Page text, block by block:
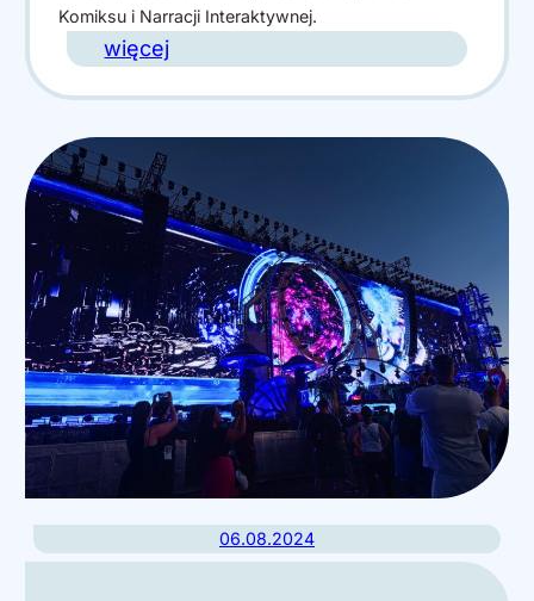
n
l
e
p
s
z
y
c
h
f
e
Komiksu i Narracji Interaktywnej.
więcej:
y
b
r
e
a
k
w
Ł
d
06.08.2024